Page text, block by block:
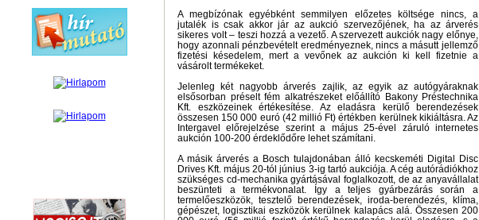
A megbízónak egyébként semmilyen előzetes költsége nincs, a
jutalék is csak akkor jár az aukció szervezőjének, ha az árverés
sikeres volt – teszi hozzá a vezető. A szervezett aukciók nagy előnye,
hogy azonnali pénzbevételt eredményeznek, nincs a másutt jellemző
fizetési késedelem, mert a vevőnek az aukción ki kell fizetnie a
vásárolt termékeket.
Jelenleg két nagyobb árverés zajlik, az egyik az autógyáraknak
elsősorban préselt fém alkatrészeket előállító Bakony Préstechnika
Kft. eszközeinek értékesítése. Az eladásra kerülő berendezések
összesen 150 000 euró (42 millió Ft) értékben kerülnek kikiáltásra. Az
Intergavel előrejelzése szerint a május 25-ével záruló internetes
aukción 100-200 érdeklődőre lehet számítani.
A másik árverés a Bosch tulajdonában álló kecskeméti Digital Disc
Drives Kft. május 20-tól június 3-ig tartó aukciója. A cég autórádiókhoz
szükséges cd-mechanika gyártásával foglalkozott, de az anyavállalat
beszünteti a termékvonalat. Így a teljes gyárbezárás során a
termelőeszközök, tesztelő berendezések, iroda-berendezés, klíma,
gépészet, logisztikai eszközök kerülnek kalapács alá. Összesen 200